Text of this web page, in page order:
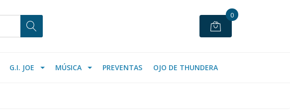
0
G.I. JOE MÚSICA PREVENTAS OJO DE THUNDERA